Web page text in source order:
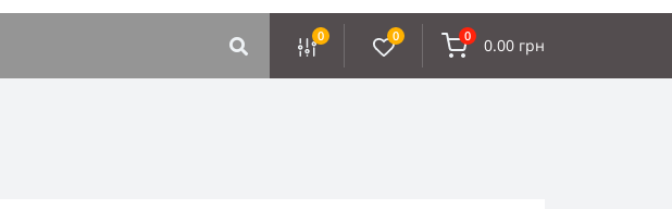
0 0 0 0.00 грн